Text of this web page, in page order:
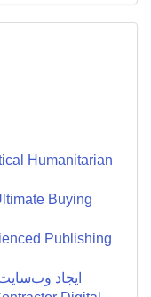
Humanitarian
Buying
Publishing
ایجاد